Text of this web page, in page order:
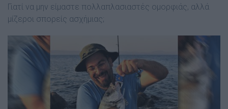
Γιατί να µην είµαστε πολλαπλασιαστές οµορφιάς, αλλά
µίζεροι σπορείς ασχήµιας;